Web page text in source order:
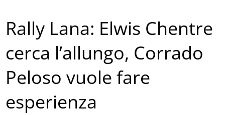
Rally Lana: Elwis Chentre
cerca l’allungo, Corrado
Peloso vuole fare
esperienza